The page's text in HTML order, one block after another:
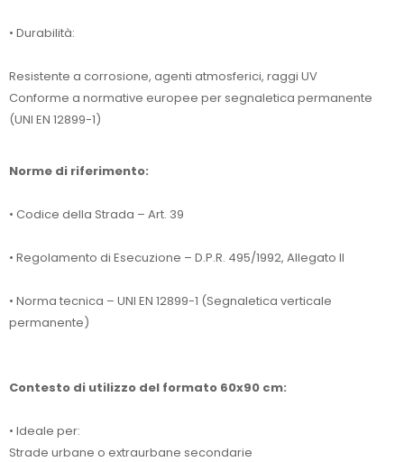
• Durabilità:
Resistente a corrosione, agenti atmosferici, raggi UV
Conforme a normative europee per segnaletica permanente
(UNI EN 12899-1)
Norme di riferimento:
• Codice della Strada – Art. 39
• Regolamento di Esecuzione – D.P.R. 495/1992, Allegato II
• Norma tecnica – UNI EN 12899-1 (Segnaletica verticale
permanente)
Contesto di utilizzo del formato 60x90 cm:
• Ideale per:
Strade urbane o extraurbane secondarie